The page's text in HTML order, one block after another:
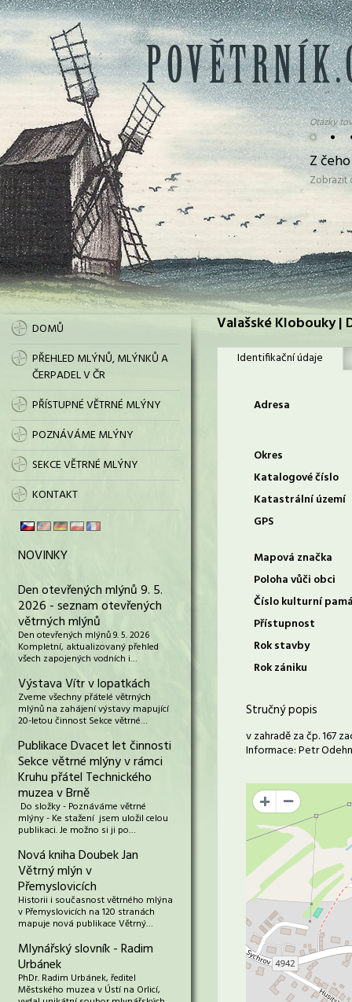
• •
Otázky
Z
DOMŮ
PŘEHLED MLÝNŮ, MLÝNKŮ A
ČERPADEL V ČR
PŘÍSTUPNÉ VĚTRNÉ MLÝNY
POZNÁVÁME MLÝNY
SEKCE VĚTRNÉ MLÝNY
KONTAKT
NOVINKY
Den otevřených mlýnů 9. 5.
2026 - seznam otevřených
větrných mlýnů
Den otevřených mlýnů 9. 5. 2026
Kompletní, aktualizovaný přehled
všech zapojených vodních i…
Výstava Vítr v lopatkách
Zveme všechny přátelé větrných
mlýnů na zahájení výstavy mapující
20-letou činnost Sekce větrné…
Publikace Dvacet let činnosti
Sekce větrné mlýny v rámci
Kruhu přátel Technického
muzea v Brně
Do složky - Poznáváme větrné
mlýny - Ke stažení jsem uložil celou
publikaci. Je možno si ji po…
Nová kniha Doubek Jan
Větrný mlýn v
Přemyslovicích
Historii i současnost větrného mlýna
v Přemyslovicích na 120 stranách
mapuje nová publikace Větrný…
Mlynářský slovník - Radim
Urbánek
PhDr. Radim Urbánek, ředitel
Městského muzea v Ústí na Orlicí,
Valašské Klobouky |
Identifikační údaje
Adresa
Okres
Katalogové číslo
Katastrální území
GPS
Mapová značka
Poloha vůči obci
Číslo kulturní
Přístupnost
Rok stavby
Rok zániku
Stručný popis
v zahradě za čp. 167
Informace: Petr
+